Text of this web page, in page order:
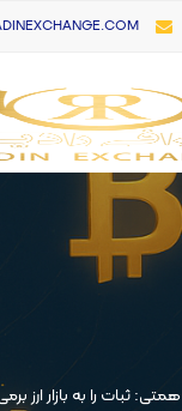
همتی: ثبات را به بازار